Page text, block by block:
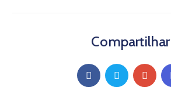
Compartilhar